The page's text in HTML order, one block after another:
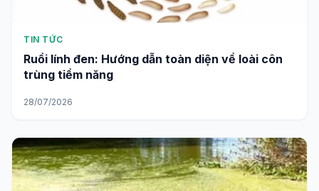
TIN TỨC
Ruồi lính đen: Hướng dẫn toàn diện về loài côn
trùng tiềm năng
28/07/2026